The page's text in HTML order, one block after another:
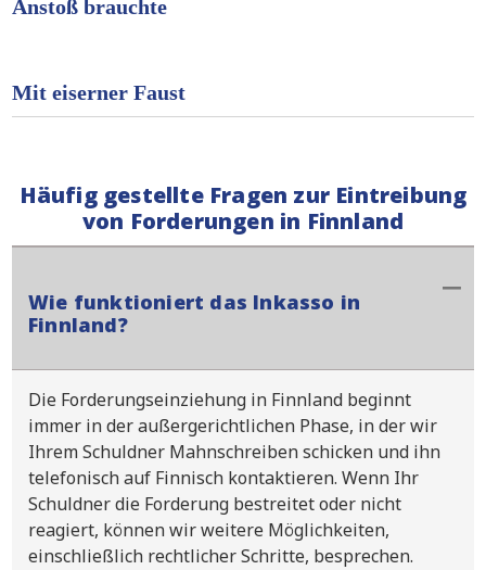
Anstoß brauchte
Mit eiserner Faust
Häufig gestellte Fragen zur Eintreibung
von Forderungen in Finnland
Wie funktioniert das Inkasso in
Finnland?
Die Forderungseinziehung in Finnland beginnt
immer in der außergerichtlichen Phase, in der wir
Ihrem Schuldner Mahnschreiben schicken und ihn
telefonisch auf Finnisch kontaktieren. Wenn Ihr
Schuldner die Forderung bestreitet oder nicht
reagiert, können wir weitere Möglichkeiten,
einschließlich rechtlicher Schritte, besprechen.